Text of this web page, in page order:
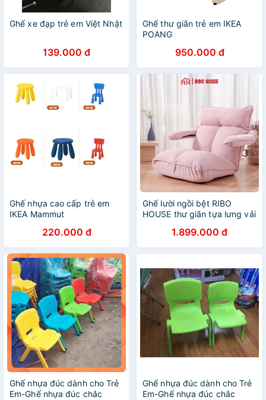
Ghế xe đạp trẻ em Việt Nhật
139.000 đ
Ghế thư giãn trẻ em IKEA
POANG
950.000 đ
Ghế nhựa cao cấp trẻ em
IKEA Mammut
220.000 đ
Ghế lười ngồi bệt RIBO
HOUSE thư giãn tựa lưng vải
đọc sách nằm nghỉ trưa đa
năng RIBO190
1.899.000 đ
Ghế nhựa đúc dành cho Trẻ
Em-Ghế nhựa đúc chắc
Ghế nhựa đúc dành cho Trẻ
Em-Ghế nhựa đúc chắc